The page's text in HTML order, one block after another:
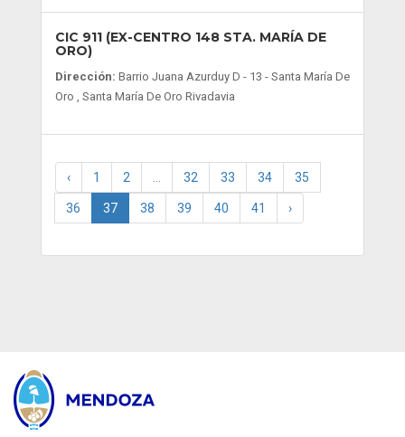
CIC 911 (EX-CENTRO 148 STA. MARÍA DE
ORO)
Dirección: Barrio Juana Azurduy D - 13 - Santa María De
Oro , Santa María De Oro Rivadavia
‹ 1 2 32 33 34 35
36 37 38 39 40 41 ›